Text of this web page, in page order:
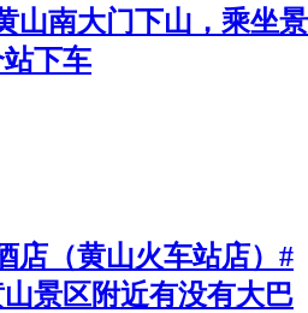
山南大门下山，乘坐景
下车
店（黄山火车站店）#
景区附近有没有大巴